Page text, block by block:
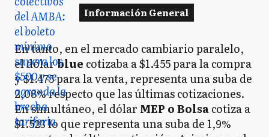
Información General
En tanto, en el mercado cambiario paralelo,
el dólarblue cotizaba a $1.455 para la compra
y $1.475 para la venta, representa una suba de
2,08% respecto que las últimas cotizaciones.
En simultáneo, el dólar MEP o Bolsacotiza a
$1.523 lo que representa una suba de 1,9%